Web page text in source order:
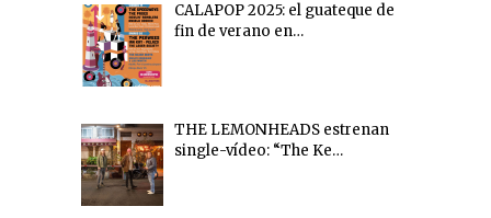
CALAPOP 2025: el guateque de
fin de verano en…
THE LEMONHEADS estrenan
single-vídeo: “The Ke…